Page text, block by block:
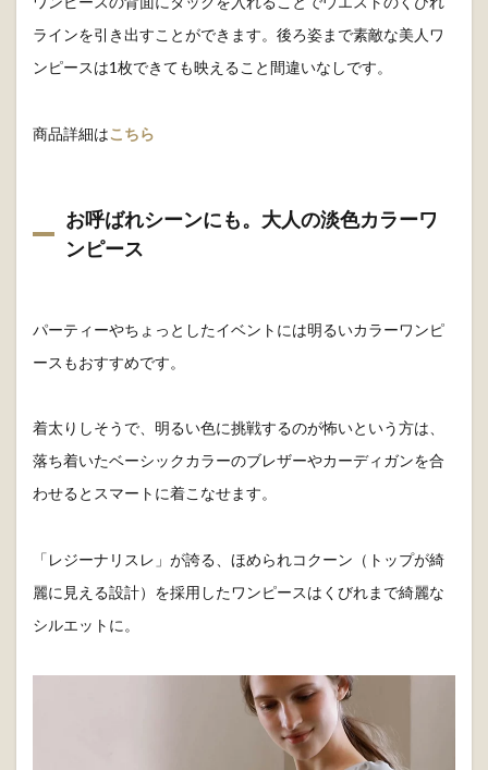
ワンピースの背面にタックを入れることでウエストのくびれ
ンピースは1枚できても映えること間違いなしです。
商品詳細は こちら
お呼ばれシーンにも。大人の淡色カラーワ
パーティーやちょっとしたイベントには明るいカラーワンピ